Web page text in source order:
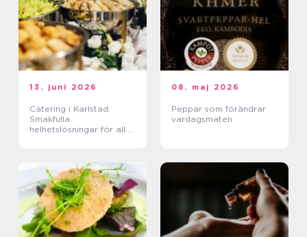
13. juni 2026
Catering i Karlstad:
Smakfulla
helhetslösningar för alla
08. maj 2026
Peppar som förändrar
vardagsmaten